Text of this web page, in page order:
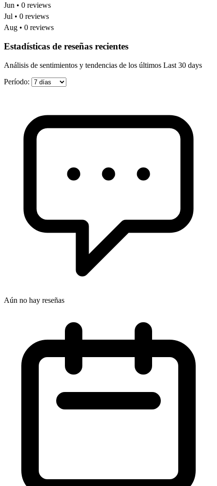
Jun • 0 reviews
Jul • 0 reviews
Aug • 0 reviews
Estadísticas de reseñas recientes
Análisis de sentimientos y tendencias de los últimos Last 30 days
Período:
Aún no hay reseñas